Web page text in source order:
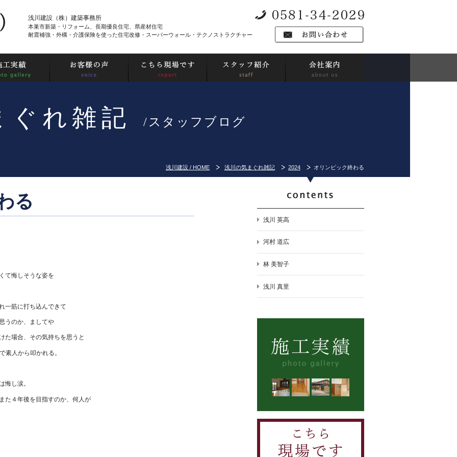
浅川建設（株）建築事務所
本巣市新築・リフォーム、長期優良住宅、県産材住宅
耐震補強・外構・介護保険を使った住宅改修・スーパーウォール・テクノストラクチャー
ぐれ雑記 /スタッフブログ
浅川建設 / HOME 浅川の気まぐれ雑記 2024 オリンピック終わる
る
て悔しそうな姿を
一筋に打ち込んできて
うのか、ましてや
た場合、その気持ちを思うと
素人から叩かれる。
悔し涙。
た４年後を目指すのか、何人が
浅川 英高
河村 道広
林 美智子
浅川 真里